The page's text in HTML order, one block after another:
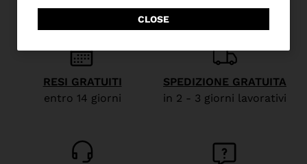
website
version
for
Italia.
We
CLOSE
RESI GRATUITI
entro 14 giorni
SPEDIZIONE GRATUITA
in 2 - 3 giorni lavorativi